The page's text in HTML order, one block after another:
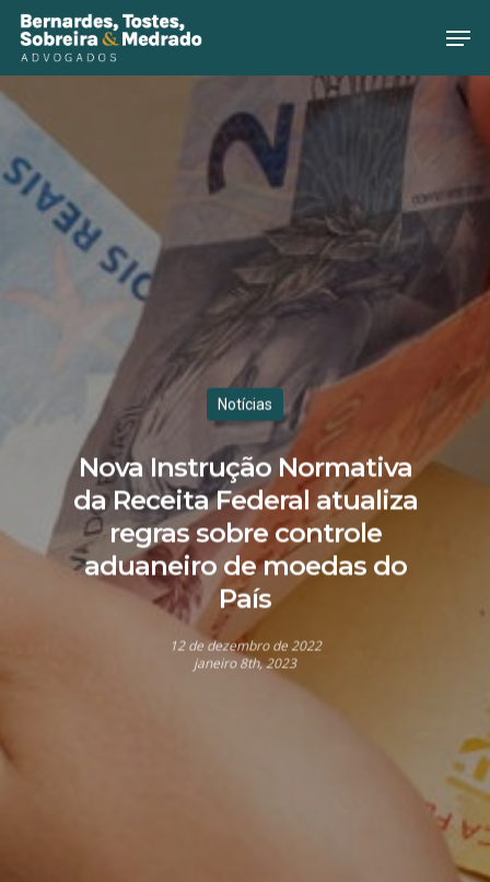
Hit enter to search or ESC to close
Notícias
Nova Instrução Normativa
da Receita Federal atualiza
regras sobre controle
aduaneiro de moedas do
País
12 de dezembro de 2022
janeiro 8th, 2023